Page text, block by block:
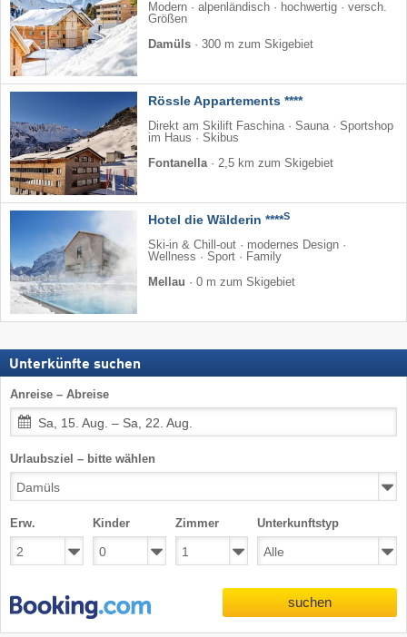
Modern · alpenländisch · hochwertig · versch.
Größen
Damüls · 300 m zum Skigebiet
Rössle Appartements ****
Direkt am Skilift Faschina · Sauna · Sportshop
im Haus · Skibus
Fontanella · 2,5 km zum Skigebiet
Hotel die Wälderin ****S
Ski-in & Chill-out · modernes Design ·
Wellness · Sport · Family
Mellau · 0 m zum Skigebiet
Unterkünfte suchen
Anreise – Abreise
Sa, 15. Aug. – Sa, 22. Aug.
Urlaubsziel – bitte wählen
Erw. Kinder Zimmer Unterkunftstyp
suchen